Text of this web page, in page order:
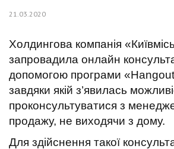
21.03.2020
Холдингова компанія
запровадила онлайн
допомогою програми
завдяки якій з’явилась
проконсультуватися з
продажу, не виходячи з дому.
Для здійснення такої